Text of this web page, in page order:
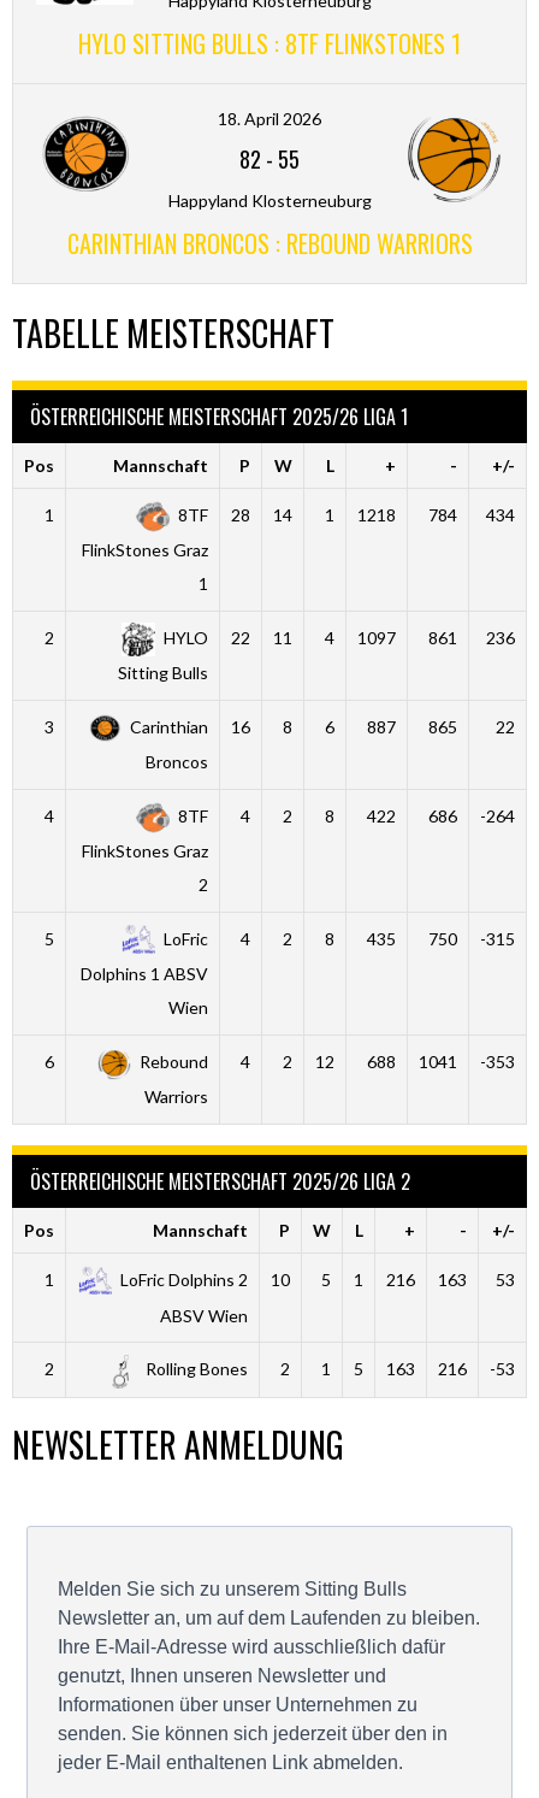
HYLO SITTING BULLS : 8TF FLINKSTONES 1
18. April 2026
82 - 55
Happyland Klosterneuburg
CARINTHIAN BRONCOS : REBOUND WARRIORS
TABELLE MEISTERSCHAFT
ÖSTERREICHISCHE MEISTERSCHAFT 2025/26 LIGA 1
Pos Mannschaft P W L + - +/-
1
8TF
FlinkStones Graz
1
28 14 1 1218 784 434
2
HYLO
Sitting Bulls
22 11 4 1097 861 236
3
Carinthian
Broncos
16 8 6 887 865 22
4
8TF
FlinkStones Graz
2
4 2 8 422 686 -264
5
LoFric
Dolphins 1 ABSV
Wien
4 2 8 435 750 -315
6
Rebound
Warriors
4 2 12 688 1041 -353
ÖSTERREICHISCHE MEISTERSCHAFT 2025/26 LIGA 2
Pos Mannschaft P W L + - +/-
1
LoFric Dolphins 2
ABSV Wien
10 5 1 216 163 53
2 Rolling Bones 2 1 5 163 216 -53
NEWSLETTER ANMELDUNG
Melden Sie sich zu unserem Sitting Bulls
Newsletter an, um auf dem Laufenden zu bleiben.
Ihre E-Mail-Adresse wird ausschließlich dafür
genutzt, Ihnen unseren Newsletter und
Informationen über unser Unternehmen zu
senden. Sie können sich jederzeit über den in
jeder E-Mail enthaltenen Link abmelden.